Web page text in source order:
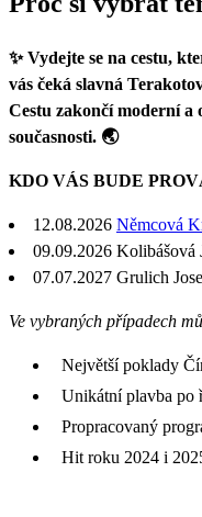
✨ Vydejte se na cestu,
vás čeká slavná
Cestu zakončí moderní
současnosti. 🌏
KDO VÁS BUDE
12.08.2026 Němcová
09.09.2026 Kolibášová
07.07.2027 Grulich
Ve vybraných případech
Největší poklady
Unikátní plavba po
Propracovaný
Hit roku 2024 i